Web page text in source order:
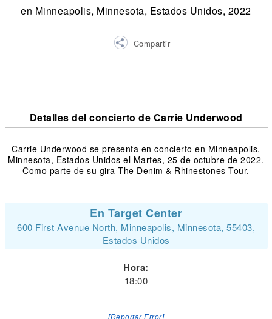
en Minneapolis, Minnesota, Estados Unidos, 2022
Compartir
Detalles del concierto de Carrie Underwood
Carrie Underwood se presenta en concierto en Minneapolis,
Minnesota, Estados Unidos el Martes, 25 de octubre de 2022.
Como parte de su gira The Denim & Rhinestones Tour.
En Target Center
600 First Avenue North, Minneapolis, Minnesota, 55403,
Estados Unidos
Hora:
18:00
[Reportar Error]